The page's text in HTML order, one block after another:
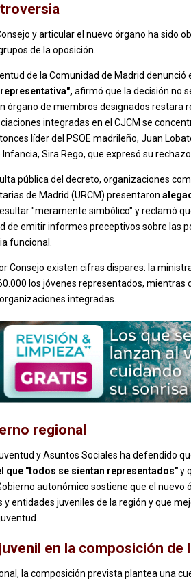
y articular el nuevo órgano ha sido
de la oposición.
de la Comunidad de Madrid
afirmó que la decisión no
órgano de miembros designados restara
integradas en el CJCM se
líder del PSOE madrileño, Juan
Sira Rego, que expresó su rechazo
pública del decreto, organizaciones
de Madrid (URCM) presentaron
"meramente simbólico" y reclamó
de emitir informes preceptivos sobre las
funcional.
Consejo existen cifras dispares: la
los jóvenes representados,
integradas.
regional
y Asuntos Sociales ha defendido
que "todos se sientan representados"y
autonómico sostiene que el
entidades juveniles de la región y que
en la composición de
la composición prevista plantea una